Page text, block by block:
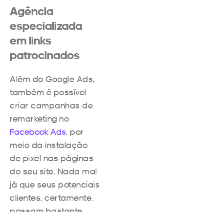
Agência
especializada
em links
patrocinados
Além do Google Ads,
também é possível
criar campanhas de
remarketing no
Facebook Ads, por
meio da instalação
de pixel nas páginas
do seu site. Nada mal
já que seus potenciais
clientes, certamente,